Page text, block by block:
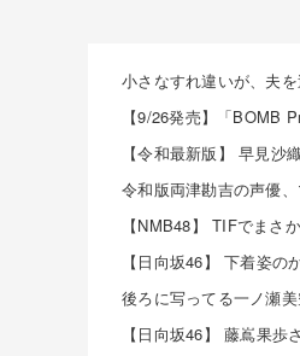
小さなすれ違いが、夫を
【9/26発売】「BOMB
令和版両津勘吉の声優
【NMB48】 TIFでまさ
【日向坂46】 下着姿
後ろに写ってる一ノ瀬
【日向坂46】 藤嶌果歩